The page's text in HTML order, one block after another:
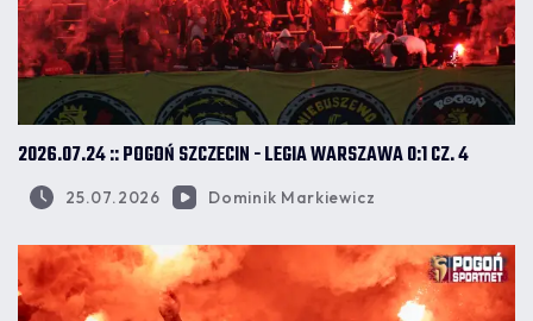
2026.07.24 :: POGOŃ SZCZECIN - LEGIA WARSZAWA 0:1 CZ. 4
25.07.2026 Dominik Markiewicz